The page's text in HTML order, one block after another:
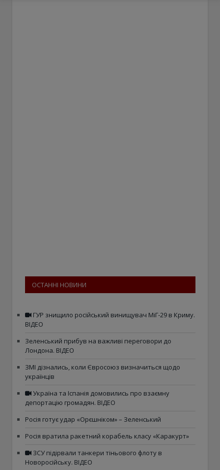
ОСТАННІ НОВИНИ
ГУР знищило російський винищувач МіГ-29 в Криму.
ВІДЕО
Зеленський прибув на важливі переговори до
Лондона. ВІДЕО
ЗМІ дізнались, коли Євросоюз визначиться щодо
українців
Україна та Іспанія домовились про взаємну
депортацію громадян. ВІДЕО
Росія готує удар «Орєшніком» – Зеленський
Росія вратила ракетний корабель класу «Каракурт»
ЗСУ підірвали танкери тіньового флоту в
Новоросійську. ВІДЕО